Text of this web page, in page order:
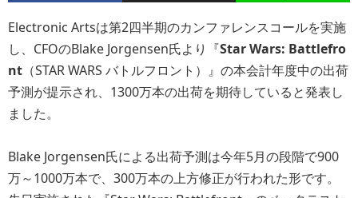
Electronic Artsは第2四半期のカンファレンスコールを実施
し、CFOのBlake Jorgensen氏より『Star Wars: Battlefro
nt （STAR WARS バトルフロント）』の本会計年度中の出荷
予測が提示され、1300万本の出荷を期待していると発表し
ました。
Blake Jorgensen氏による出荷予測は今年5月の段階で900
万～1000万本で、300万本の上方修正が行われた形です。